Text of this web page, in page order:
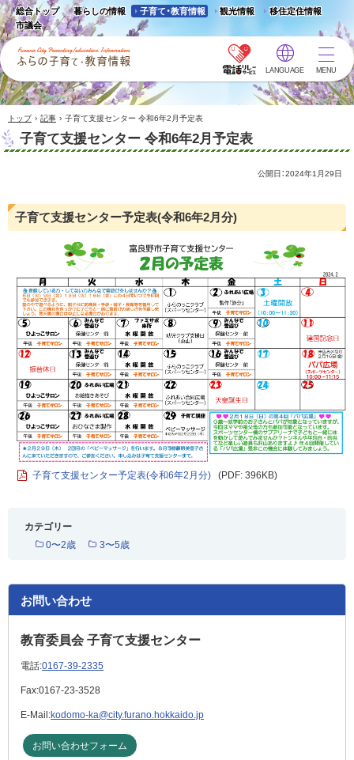
総合トップ 暮らしの情報 子育て・教育情報 観光情報
移住定住情報
市議会
ふらの子育て・教育情報 -
Furano City
Parenting/Education
Information
LANGUAGE MENU
トップ › 記事 › 子育て支援センター 令和6年2月予定表
子育て支援センター 令和6年2月予定表
公開日：2024年1月29日
子育て支援センター予定表(令和6年2月分)
子育て支援センター予定表(令和6年2月分) (PDF: 396KB)
カテゴリー
0〜2歳
3〜5歳
お問い合わせ
教育委員会 子育て支援センター
電話:0167-39-2335
Fax:0167-23-3528
E-Mail:kodomo-ka@city.furano.hokkaido.jp
お問い合わせフォーム